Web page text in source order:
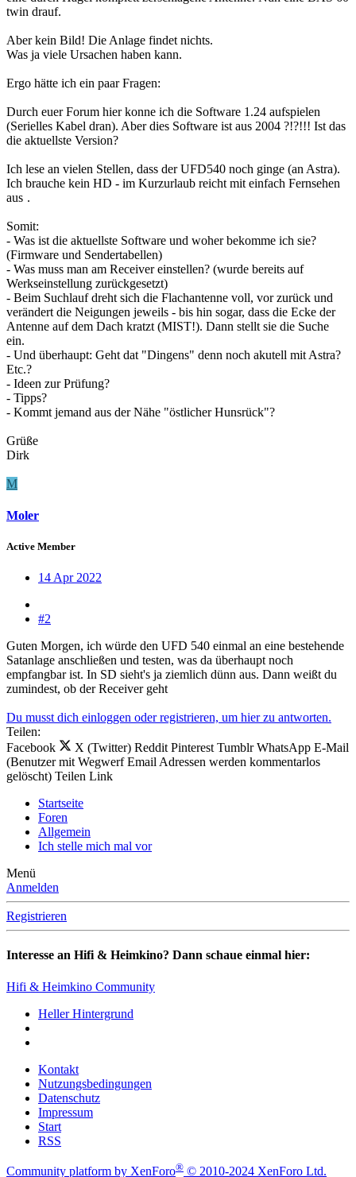
twin drauf.
Aber kein Bild! Die Anlage findet nichts.
Was ja viele Ursachen haben kann.
Ergo hätte ich ein paar Fragen:
Durch euer Forum hier konne ich die Software 1.24 aufspielen
(Serielles Kabel dran). Aber dies Software ist aus 2004 ?!?!!! Ist das
die aktuellste Version?
Ich lese an vielen Stellen, dass der UFD540 noch ginge (an Astra).
Ich brauche kein HD - im Kurzurlaub reicht mit einfach Fernsehen
aus .
Somit:
- Was ist die aktuellste Software und woher bekomme ich sie?
(Firmware und Sendertabellen)
- Was muss man am Receiver einstellen? (wurde bereits auf
Werkseinstellung zurückgesetzt)
- Beim Suchlauf dreht sich die Flachantenne voll, vor zurück und
verändert die Neigungen jeweils - bis hin sogar, dass die Ecke der
Antenne auf dem Dach kratzt (MIST!). Dann stellt sie die Suche
ein.
- Und überhaupt: Geht dat "Dingens" denn noch akutell mit Astra?
Etc.?
- Ideen zur Prüfung?
- Tipps?
- Kommt jemand aus der Nähe "östlicher Hunsrück"?
Grüße
Dirk
M
Moler
Active Member
14 Apr 2022
#2
Guten Morgen, ich würde den UFD 540 einmal an eine bestehende
Satanlage anschließen und testen, was da überhaupt noch
empfangbar ist. In SD sieht's ja ziemlich dünn aus. Dann weißt du
zumindest, ob der Receiver geht
Du musst dich einloggen oder registrieren, um hier zu antworten.
Teilen:
Facebook
X (Twitter) Reddit Pinterest Tumblr WhatsApp E-Mail
(Benutzer mit Wegwerf Email Adressen werden kommentarlos
gelöscht) Teilen Link
Startseite
Foren
Allgemein
Ich stelle mich mal vor
Menü
Anmelden
Registrieren
Interesse an Hifi & Heimkino? Dann schaue einmal hier:
Hifi & Heimkino Community
Heller Hintergrund
Kontakt
Nutzungsbedingungen
Datenschutz
Impressum
Start
RSS
Community platform by XenForo® © 2010-2024 XenForo Ltd.